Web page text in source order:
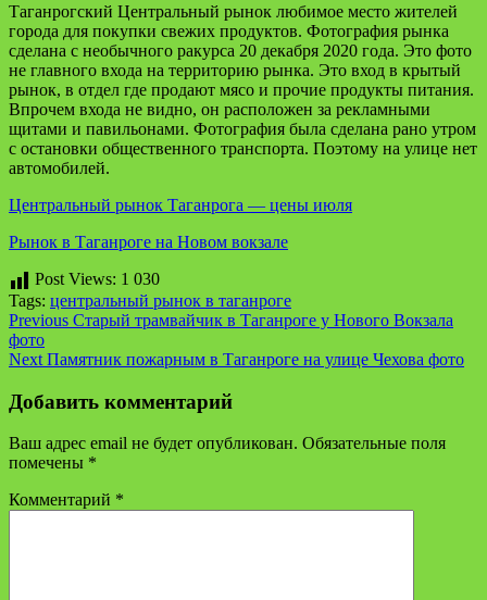
Таганрогский Центральный рынок любимое место жителей
города для покупки свежих продуктов. Фотография рынка
сделана с необычного ракурса 20 декабря 2020 года. Это фото
не главного входа на территорию рынка. Это вход в крытый
рынок, в отдел где продают мясо и прочие продукты питания.
Впрочем входа не видно, он расположен за рекламными
щитами и павильонами. Фотография была сделана рано утром
с остановки общественного транспорта. Поэтому на улице нет
автомобилей.
Центральный рынок Таганрога — цены июля
Рынок в Таганроге на Новом вокзале
Post Views: 1 030
Tags: центральный рынок в таганроге
Continue
Reading
Previous Старый трамвайчик в Таганроге у Нового Вокзала
фото
Next Памятник пожарным в Таганроге на улице Чехова фото
Добавить комментарий
Ваш адрес email не будет опубликован. Обязательные поля
помечены *
Комментарий *